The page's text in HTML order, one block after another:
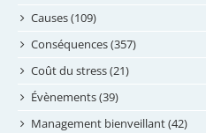
août 2024
juillet 2024
juin 2024
mai 2024
avril 2024
Causes (109)
Conséquences (357)
Coût du stress (21)
Évènements (39)
Management bienveillant (42)